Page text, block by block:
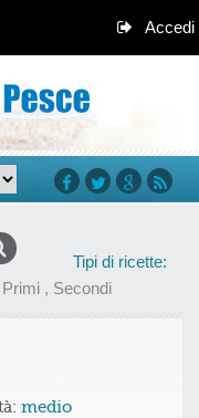
Accedi
Tipi di ricette:
Primi , Secondi
medio